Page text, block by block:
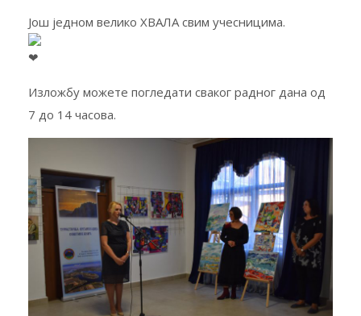
Још једном велико ХВАЛА свим учесницима.
Изложбу можете погледати сваког радног дана од
7 до 14 часова.